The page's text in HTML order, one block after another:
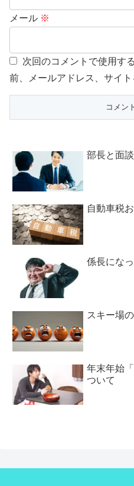
メール ※
次回のコメントで使用す
前、メールアドレス、サイト
部長と面談
自動車税
係長になっ
スキー場
年末年始
ついて